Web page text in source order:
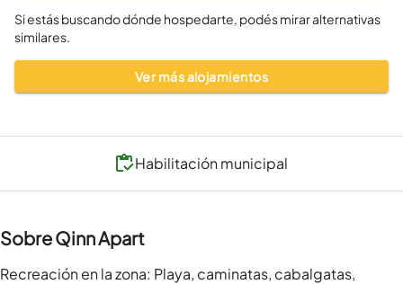
Si estás buscando dónde hospedarte, podés mirar alternativas
similares.
Ver más alojamientos
Habilitación municipal
Sobre Qinn Apart
Recreación en la zona: Playa, caminatas, cabalgatas,